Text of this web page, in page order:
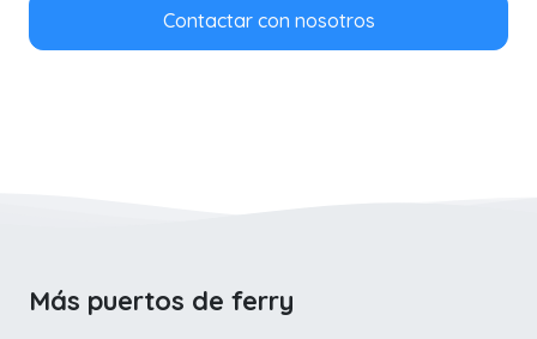
Contactar con nosotros
Más puertos de ferry